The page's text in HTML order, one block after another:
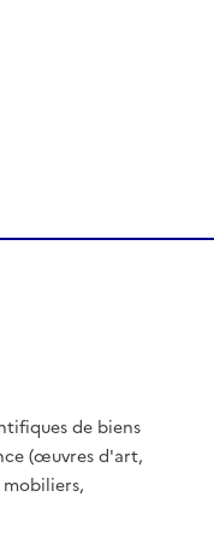
de biens
(œuvres d'art,